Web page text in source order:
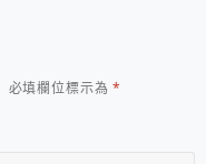
必填欄位標示為*